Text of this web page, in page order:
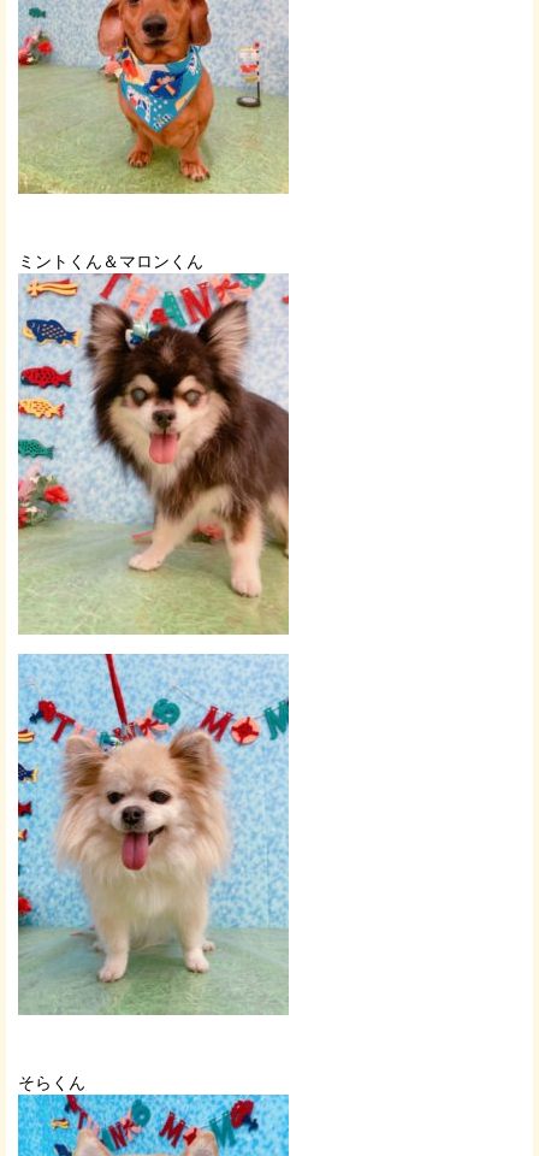
ミントくん＆マロンくん
そらくん